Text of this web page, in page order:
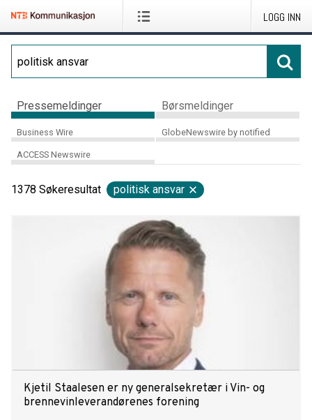
LOGG INN
Pressemeldinger Børsmeldinger
Business Wire GlobeNewswire by notified
ACCESS Newswire
1378 Søkeresultat politisk ansvar
Kjetil Staalesen er ny generalsekretær i Vin- og
brennevinleverandørenes forening